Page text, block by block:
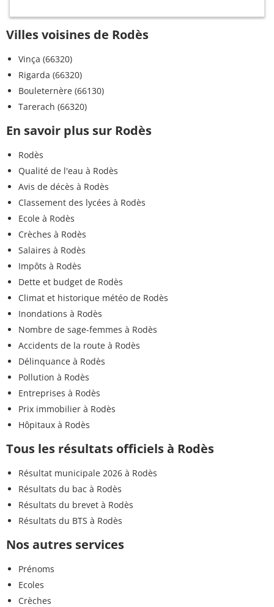
Villes voisines de Rodès
Vinça (66320)
Rigarda (66320)
Bouleternère (66130)
Tarerach (66320)
En savoir plus sur Rodès
Rodès
Qualité de l'eau à Rodès
Avis de décès à Rodès
Classement des lycées à Rodès
Ecole à Rodès
Crèches à Rodès
Salaires à Rodès
Impôts à Rodès
Dette et budget de Rodès
Climat et historique météo de Rodès
Inondations à Rodès
Nombre de sage-femmes à Rodès
Accidents de la route à Rodès
Délinquance à Rodès
Pollution à Rodès
Entreprises à Rodès
Prix immobilier à Rodès
Hôpitaux à Rodès
Tous les résultats officiels à Rodès
Résultat municipale 2026 à Rodès
Résultats du bac à Rodès
Résultats du brevet à Rodès
Résultats du BTS à Rodès
Nos autres services
Prénoms
Ecoles
Crèches